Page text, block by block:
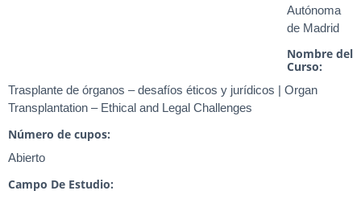
Autónoma
de Madrid
Nombre del
Curso:
Trasplante de órganos – desafíos éticos y jurídicos | Organ
Transplantation – Ethical and Legal Challenges
Número de cupos:
Abierto
Campo De Estudio: